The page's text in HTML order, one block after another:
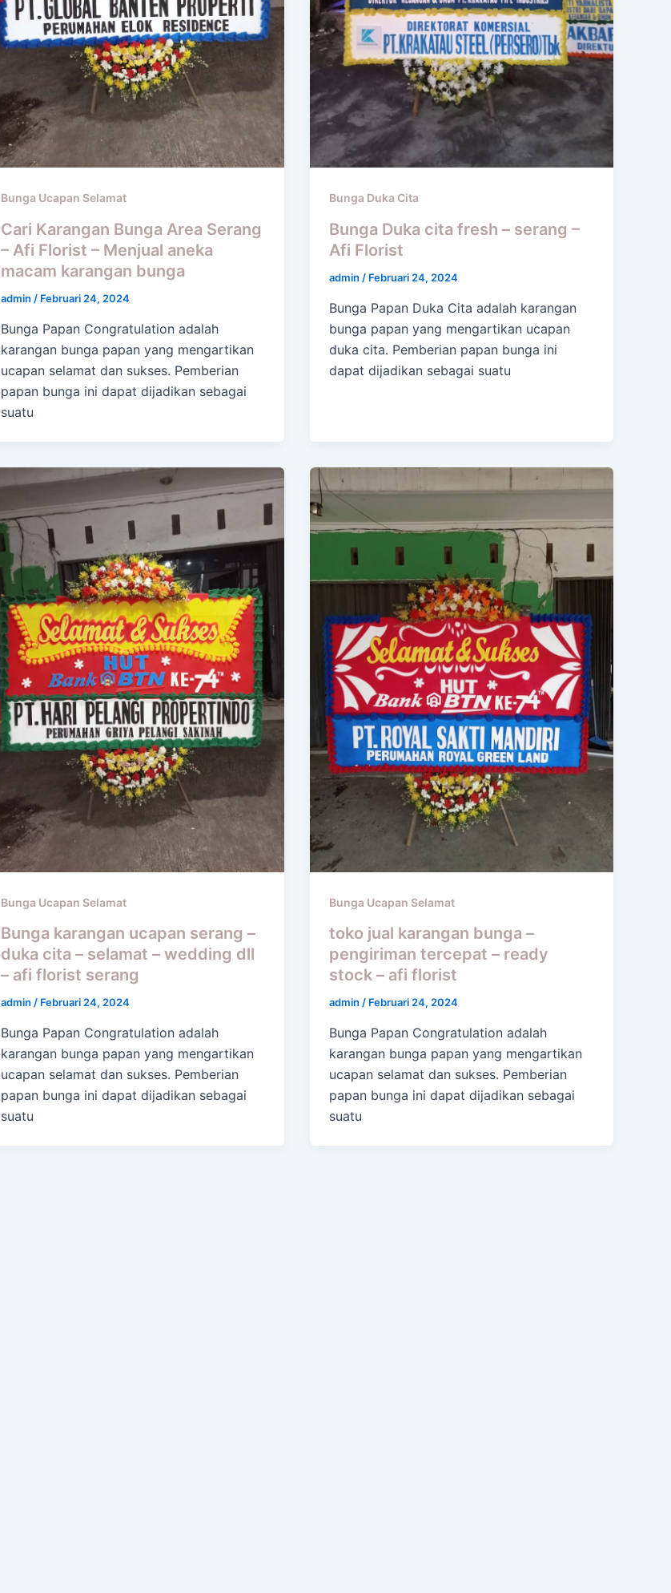
Bunga Ucapan Selamat
Cari Karangan Bunga Area Serang
– Afi Florist – Menjual aneka
macam karangan bunga
admin / Februari 24, 2024
Bunga Papan Congratulation adalah
karangan bunga papan yang mengartikan
ucapan selamat dan sukses. Pemberian
papan bunga ini dapat dijadikan sebagai
suatu
Bunga Duka Cita
Bunga Duka cita fresh – serang –
Afi Florist
admin/ Februari 24, 2024
Bunga Papan Duka Cita adalah karangan
bunga papan yang mengartikan ucapan
duka cita. Pemberian papan bunga ini
dapat dijadikan sebagai suatu
Bunga Ucapan Selamat
Bunga karangan ucapan serang –
duka cita – selamat – wedding dll
– afi florist serang
admin / Februari 24, 2024
Bunga Papan Congratulation adalah
karangan bunga papan yang mengartikan
ucapan selamat dan sukses. Pemberian
papan bunga ini dapat dijadikan sebagai
suatu
Bunga Ucapan Selamat
toko jual karangan bunga –
pengiriman tercepat – ready
stock – afi florist
admin/ Februari 24, 2024
Bunga Papan Congratulation adalah
karangan bunga papan yang mengartikan
ucapan selamat dan sukses. Pemberian
papan bunga ini dapat dijadikan sebagai
suatu